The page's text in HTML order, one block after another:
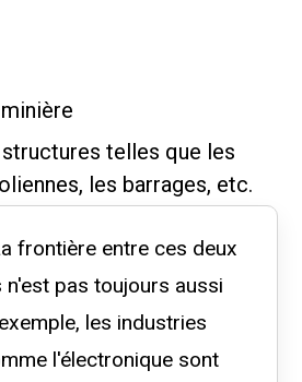
telles que les
les barrages, etc.
frontière entre ces deux
n'est pas toujours aussi
les industries
l'électronique sont